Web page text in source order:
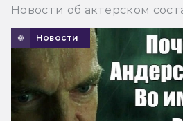
Новости об актёрском
Новости